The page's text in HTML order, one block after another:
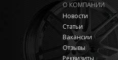
О КОМПАНИИ
Новости
Статьи
Вакансии
Отзывы
Реквизиты